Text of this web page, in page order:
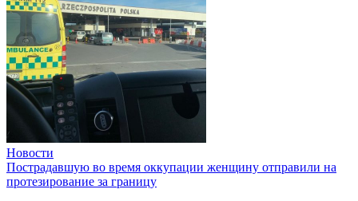
Новости
Пострадавшую во время оккупации женщину отправили на
протезирование за границу